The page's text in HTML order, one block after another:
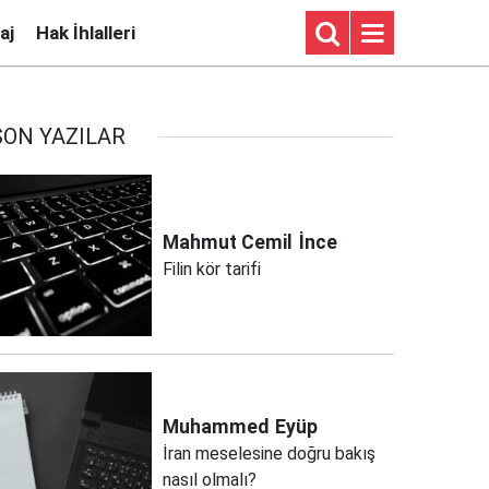
Hak İhlalleri
YAZILAR
Mahmut Cemil İnce
Filin kör tarifi
Muhammed Eyüp
İran meselesine doğru bakış
nasıl olmalı?